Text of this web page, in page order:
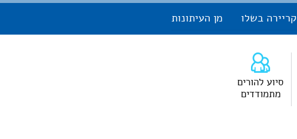
קריירה בשלו מן העיתונות
סיוע להורים
מתמודדים